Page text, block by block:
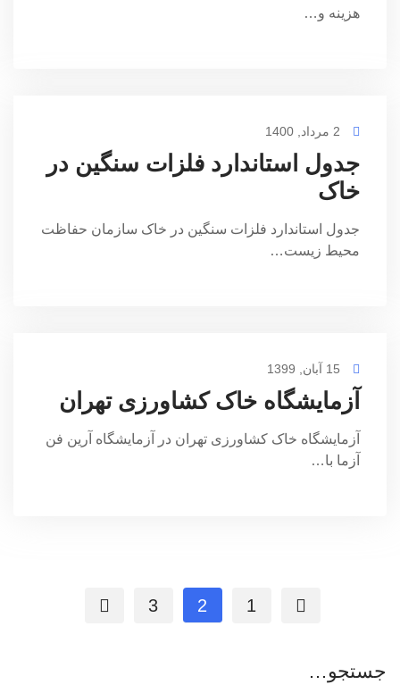
هزینه و…
جدول استاندارد فلزات سنگین در
خاک
جدول استاندارد فلزات سنگین در خاک سازمان حفاظت
محیط زیست…
آزمایشگاه خاک کشاورزی تهران
آزمایشگاه خاک کشاورزی تهران در آزمایشگاه آرین فن
آزما با…
1
2
3
جستجو…